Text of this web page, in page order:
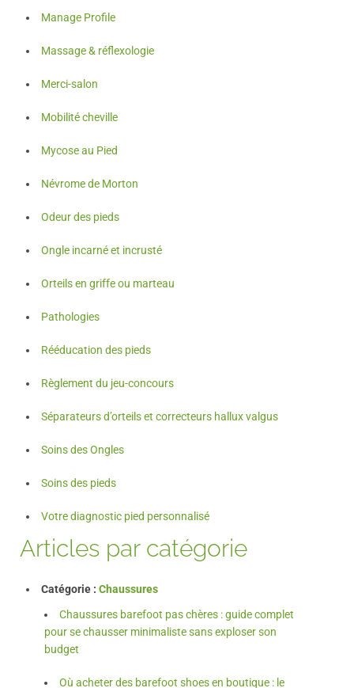
Manage Profile
Massage & réflexologie
Merci-salon
Mobilité cheville​
Mycose au Pied
Névrome de Morton
Odeur des pieds
Ongle incarné et incrusté
Orteils en griffe ou marteau
Pathologies
Rééducation des pieds
Règlement du jeu-concours
Séparateurs d’orteils et correcteurs hallux valgus
Soins des Ongles
Soins des pieds
Votre diagnostic pied personnalisé
Articles par catégorie
Catégorie : Chaussures
Chaussures barefoot pas chères : guide complet
pour se chausser minimaliste sans exploser son
budget
Où acheter des barefoot shoes en boutique : le